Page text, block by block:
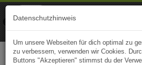
Datenschutzhinweis
Um unsere Webseiten für dich optimal zu
zu verbessern, verwenden wir Cookies.
Buttons "Akzeptieren" stimmst du der
Naviki